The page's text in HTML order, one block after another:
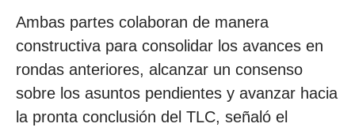
Ambas partes colaboran de manera
constructiva para consolidar los avances en
rondas anteriores, alcanzar un consenso
sobre los asuntos pendientes y avanzar hacia
la pronta conclusión del TLC, señaló el